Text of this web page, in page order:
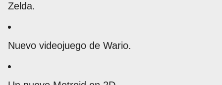
Zelda.
Nuevo videojuego de Wario.